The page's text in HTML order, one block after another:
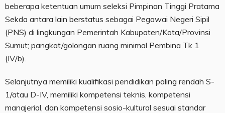
beberapa ketentuan umum seleksi Pimpinan Tinggi Pratama
Sekda antara lain berstatus sebagai Pegawai Negeri Sipil
(PNS) di lingkungan Pemerintah Kabupaten/Kota/Provinsi
Sumut; pangkat/golongan ruang minimal Pembina Tk 1
(IV/b).
Selanjutnya memiliki kualifikasi pendidikan paling rendah S-
1/atau D-IV, memiliki kompetensi teknis, kompetensi
manajerial, dan kompetensi sosio-kultural sesuai standar